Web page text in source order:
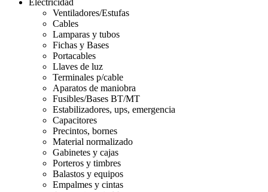
Electricidad
Ventiladores/Estufas
Cables
Lamparas y tubos
Fichas y Bases
Portacables
Llaves de luz
Terminales p/cable
Aparatos de maniobra
Fusibles/Bases BT/MT
Estabilizadores, ups, emergencia
Capacitores
Precintos, bornes
Material normalizado
Gabinetes y cajas
Porteros y timbres
Balastos y equipos
Empalmes y cintas